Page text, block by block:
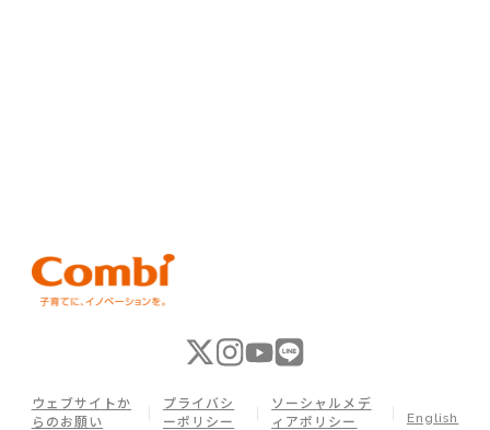
ウェブサイトか
らのお願い
プライバシ
ーポリシー
ソーシャルメデ
ィアポリシー
English